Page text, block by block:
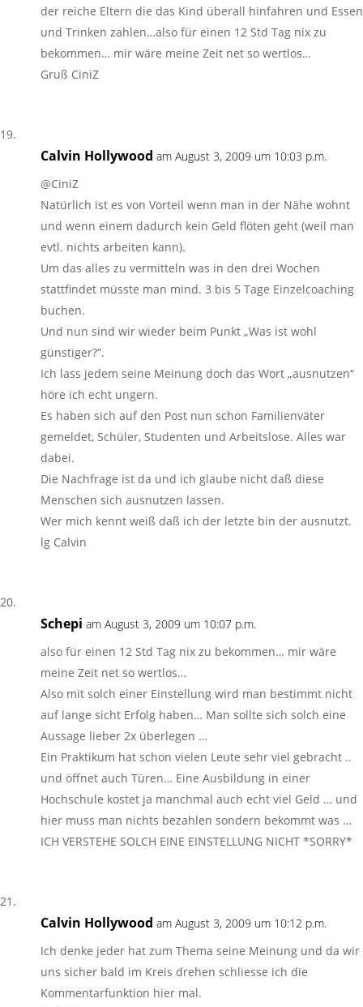
der reiche Eltern die das Kind überall hinfahren und Essen
und Trinken zahlen…also für einen 12 Std Tag nix zu
bekommen… mir wäre meine Zeit net so wertlos…
Gruß CiniZ
Calvin Hollywood am August 3, 2009 um 10:03 p.m.
@CiniZ
Natürlich ist es von Vorteil wenn man in der Nähe wohnt
und wenn einem dadurch kein Geld flöten geht (weil man
evtl. nichts arbeiten kann).
Um das alles zu vermitteln was in den drei Wochen
stattfindet müsste man mind. 3 bis 5 Tage Einzelcoaching
buchen.
Und nun sind wir wieder beim Punkt „Was ist wohl
günstiger?“.
Ich lass jedem seine Meinung doch das Wort „ausnutzen“
höre ich echt ungern.
Es haben sich auf den Post nun schon Familienväter
gemeldet, Schüler, Studenten und Arbeitslose. Alles war
dabei.
Die Nachfrage ist da und ich glaube nicht daß diese
Menschen sich ausnutzen lassen.
Wer mich kennt weiß daß ich der letzte bin der ausnutzt.
lg Calvin
Schepi am August 3, 2009 um 10:07 p.m.
also für einen 12 Std Tag nix zu bekommen… mir wäre
meine Zeit net so wertlos…
Also mit solch einer Einstellung wird man bestimmt nicht
auf lange sicht Erfolg haben… Man sollte sich solch eine
Aussage lieber 2x überlegen …
Ein Praktikum hat schon vielen Leute sehr viel gebracht ..
und öffnet auch Türen… Eine Ausbildung in einer
Hochschule kostet ja manchmal auch echt viel Geld … und
hier muss man nichts bezahlen sondern bekommt was …
ICH VERSTEHE SOLCH EINE EINSTELLUNG NICHT *SORRY*
Calvin Hollywood am August 3, 2009 um 10:12 p.m.
Ich denke jeder hat zum Thema seine Meinung und da wir
uns sicher bald im Kreis drehen schliesse ich die
Kommentarfunktion hier mal.